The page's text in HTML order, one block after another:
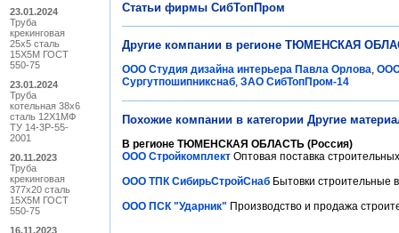
23.01.2024
Труба
крекинговая
25x5 сталь
15Х5М ГОСТ
550-75
23.01.2024
Труба
котельная 38x6
сталь 12Х1МФ
ТУ 14-3Р-55-
2001
20.11.2023
Труба
крекинговая
377x20 сталь
15Х5М ГОСТ
550-75
16.11.2023
Статьи фирмы СибТопПром
Другие компании в регионе ТЮМЕНСКАЯ
ООО Студия дизайна интерьера Павла Орлова,
Сургутпошипникснаб, ЗАО СибТопПром-14
Похожие компании в категории Другие
В регионе ТЮМЕНСКАЯ ОБЛАСТЬ (Россия)
ООО Стройкомплект Оптовая поставка
ООО ТПК СибирьСтройСнаб Бытовки строительные
ООО ПСК "Ударник" Производство и продажа